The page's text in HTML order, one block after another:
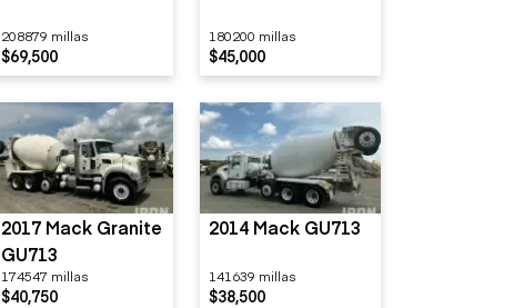
208879 millas
$69,500
180200 millas
$45,000
2017 Mack Granite
GU713
174547 millas
$40,750
2014 Mack GU713
141639 millas
$38,500